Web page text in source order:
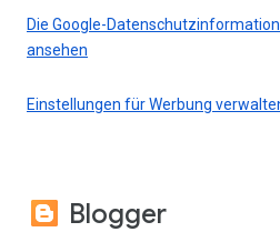
Die Google-
ansehen
Einstellungen für Werbung
Blogger